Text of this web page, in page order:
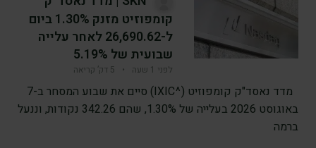
קומפוזיט מזנק 1.30% ביום
ל-26,690.62 לאחר עלייה
שבועית של 5.19%
לפני 1 שעה • 5 דק’ קריאה
מדד נאסד"ק קומפוזיט (^IXIC) סיים את שבוע המסחר ב-7
באוגוסט 2026 בעלייה של 1.30%, שהם 342.26 נקודות, וננעל
ברמה